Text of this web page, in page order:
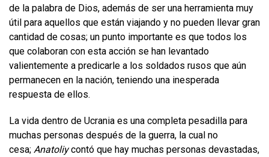
de la palabra de Dios, además de ser una herramienta muy
útil para aquellos que están viajando y no pueden llevar gran
cantidad de cosas; un punto importante es que todos los
que colaboran con esta acción se han levantado
valientemente a predicarle a los soldados rusos que aún
permanecen en la nación, teniendo una inesperada
respuesta de ellos.
La vida dentro de Ucrania es una completa pesadilla para
muchas personas después de la guerra, la cual no
cesa; Anatoliycontó que hay muchas personas devastadas,